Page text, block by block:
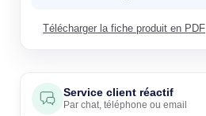
Télécharger la fiche produit en PDF
Service client réactif
Par chat, téléphone ou email